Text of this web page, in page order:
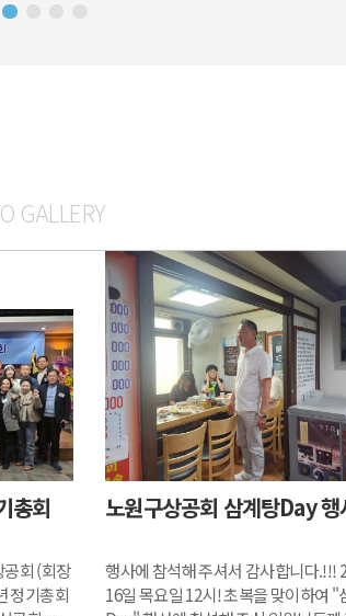
GALLERY
총회
회 (회장
정기총회
노원구상공회 삼계탕Day 행
행사에 참석해 주셔서 감사합니다.!!!
16일 목요일 12시! 초복을 맞이하여 "